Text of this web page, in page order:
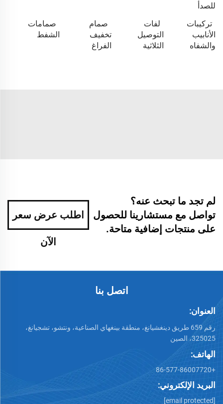
للصدأ
تركيبات
الأنابيب
والشفاه
لفات
التوصيل
الثلاثية
صمام
تخفيف
الفراغ
صمامات
الشفط
لم تجد ما تبحث عنه؟
تواصل مع مستشارينا للحصول
على منتجات إضافية متاحة.
اطلب عرض سعر
الآن
اتصل بنا
العنوان:
رقم 659 طريق دينغشيانغ، منطقة بينغهاي الصناعية، ونتشو، تشجيانغ،
325025، الصين
الهاتف:
+86-577-86007720
البريد الإلكتروني:
[email protected]